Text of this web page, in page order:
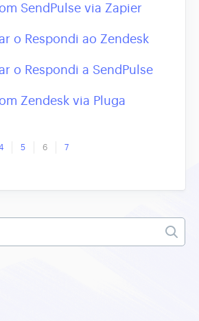
SendPulse via Zapier
o Respondi ao Zendesk
o Respondi a SendPulse
Zendesk via Pluga
5 6 7